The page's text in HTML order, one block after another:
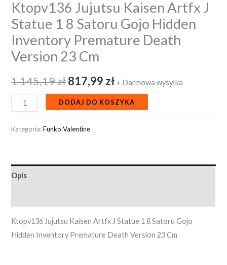
Ktopv136 Jujutsu Kaisen Artfx J
Statue 1 8 Satoru Gojo Hidden
Inventory Premature Death
Version 23 Cm
1 145,19zł817,99 zł + Darmowa wysyłka
DODAJ DO KOSZYKA
Kategoria:Funko Valentine
Opis
Ktopv136 Jujutsu Kaisen Artfx J Statue 1 8 Satoru Gojo
Hidden Inventory Premature Death Version 23 Cm